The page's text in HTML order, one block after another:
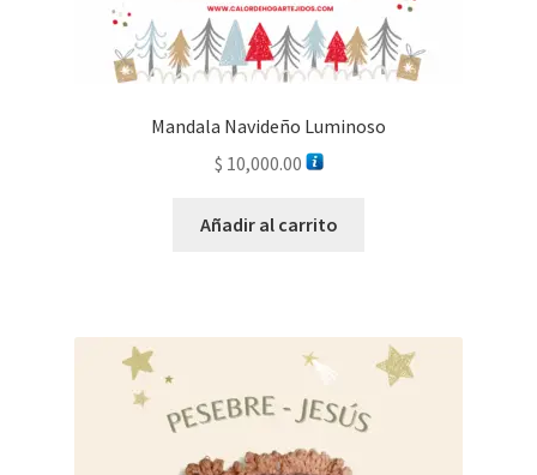
Mandala Navideño Luminoso
$ 10,000.00
Añadir al carrito